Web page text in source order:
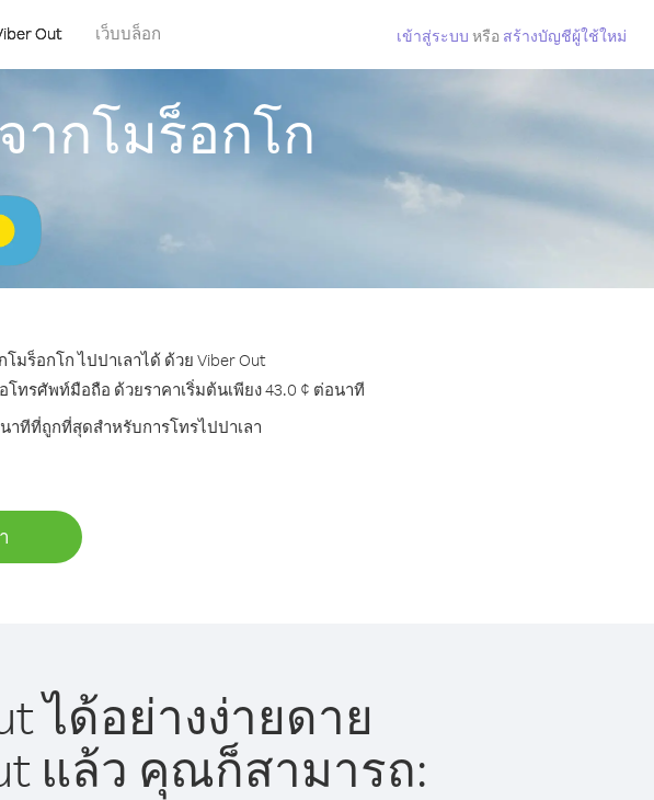
Out เว็บบล็อก เข้าสู่ระบบ หรือ สร้างบัญชีผู้ใช้ใหม่
ากโมร็อกโก
ร็อกโก ไปปาเลาได้ ด้วย Viber Out
ทรศัพท์มือถือ ด้วยราคาเริ่มต้นเพียง 43.0 ¢ ต่อนาที
าทีที่ถูกที่สุดสำหรับการโทรไปปาเลา
ได้อย่างง่ายดาย
แล้ว คุณก็สามารถ: